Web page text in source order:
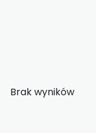
Brak wyników